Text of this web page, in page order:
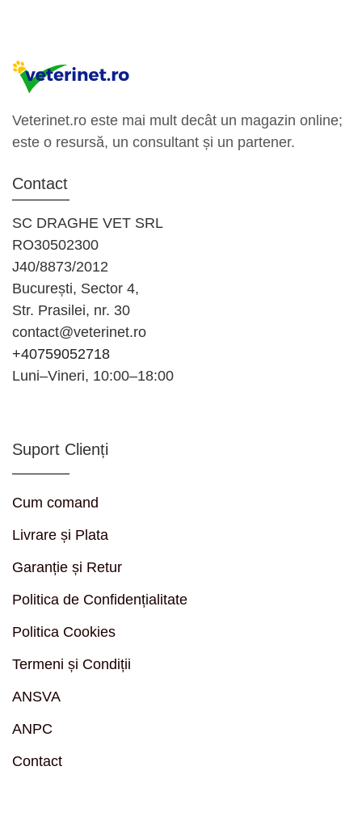
Veterinet.ro este mai mult decât un magazin online;
este o resursă, un consultant și un partener.
Contact
SC DRAGHE VET SRL
RO30502300
J40/8873/2012
București, Sector 4,
Str. Prasilei, nr. 30
contact@veterinet.ro
+40759052718
Luni–Vineri, 10:00–18:00
Suport Clienți
Cum comand
Livrare și Plata
Garanție și Retur
Politica de Confidențialitate
Politica Cookies
Termeni și Condiții
ANSVA
ANPC
Contact